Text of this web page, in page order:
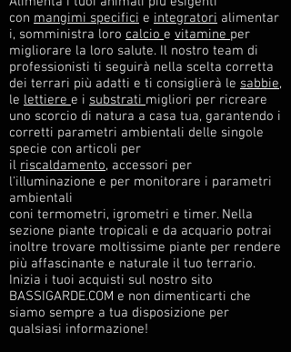
con mangimi specifici e integratori alimentar
i, somministra loro calcio e vitamine per
migliorare la loro salute. Il nostro team di
professionisti ti seguirà nella scelta corretta
dei terrari più adatti e ti consiglierà le sabbie,
le lettiere e i substrati migliori per ricreare
uno scorcio di natura a casa tua, garantendo i
corretti parametri ambientali delle singole
specie con articoli per
il riscaldamento, accessori per
l'illuminazione e per monitorare i parametri
ambientali
coni termometri, igrometri e timer. Nella
sezione piante tropicali e da acquario potrai
inoltre trovare moltissime piante per rendere
più affascinante e naturale il tuo terrario.
Inizia i tuoi acquisti sul nostro sito
BASSIGARDE.COM e non dimenticarti che
siamo sempre a tua disposizione per
qualsiasi informazione!